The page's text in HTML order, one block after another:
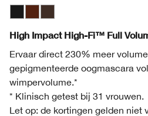
High Impact High-Fi™ Full
Ervaar direct 230% meer
gepigmenteerde oogmascara
wimpervolume.*
* Klinisch getest bij 31 vrouwen.
Let op: de kortingen gelden niet